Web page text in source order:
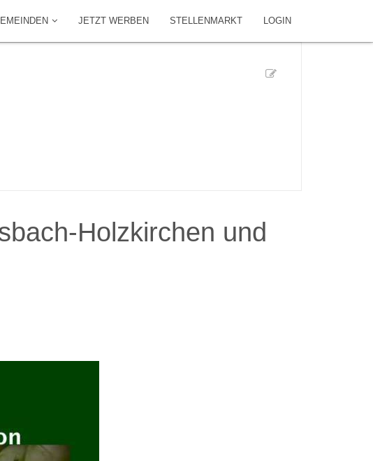
JETZT WERBEN STELLENMARKT LOGIN
Holzkirchen und